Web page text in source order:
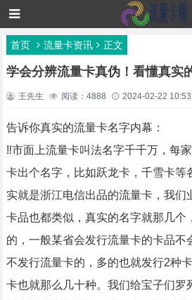
首页 流量卡资讯 正文
学会分辨流量卡真伪！看懂真实
王先生 阅读：4888 2024-02-22
告诉你真实的流量卡名字内幕：
‼市面上流量卡叫法名字千千万，每
卡出个名字，比如跃龙卡，千雪卡等
实就是浙江电信出品的流量卡，我们
卡品也都类似，真实的名字就那几个
的，一般某省会发行流量卡的卡品不
不发行流量卡的，多的也就发行2种
卡也就那么几十种。我们给宝子们罗